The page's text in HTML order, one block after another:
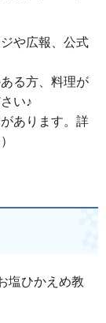
や広報、公式
る方、料理が
い♪
あります。詳
塩ひかえめ教